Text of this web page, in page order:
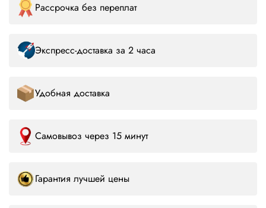
Рассрочка без переплат
Экспресс-доставка за 2 часа
Удобная доставка
Самовывоз через 15 минут
Гарантия лучшей цены